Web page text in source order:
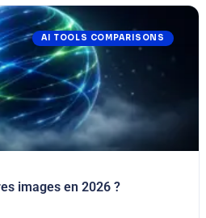
AI TOOLS COMPARISONS
images en 2026 ?